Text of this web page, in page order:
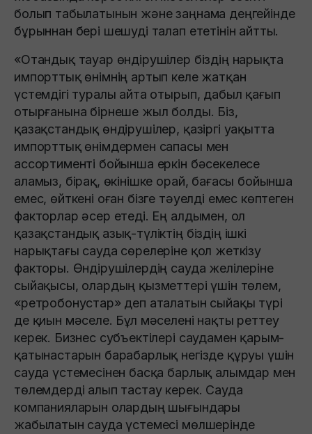
болып табылатынын және заңнама деңгейінде
бұрыннан бері шешуді талап ететінін айтты.
«Отандық тауар өндірушілер біздің нарықта
импорттық өнімнің артып келе жатқан
үстемдігі туралы айта отырып, дабыл қағып
отырғанына бірнеше жыл болды. Біз,
қазақстандық өндірушілер, қазіргі уақытта
импорттық өнімдермен сапасы мен
ассортименті бойынша еркін бәсекелесе
аламыз, бірақ, өкінішке орай, бағасы бойынша
емес, өйткені оған бізге тәуелді емес көптеген
факторлар әсер етеді. Ең алдымен, ол
қазақстандық азық-түліктің біздің ішкі
нарықтағы сауда сөрелеріне қол жеткізу
факторы. Өндірушілердің сауда желілеріне
сыйақысы, олардың қызметтері үшін төлем,
«ретробонустар» деп аталатын сыйақы түрі
де қиын мәселе. Бұл мәселені нақты реттеу
керек. Бизнес субъектілері саудамен қарым-
қатынастарын барабарлық негізде құруы үшін
сауда үстемесінен басқа барлық алымдар мен
төлемдерді алып тастау керек. Сауда
компанияларын олардың шығындары
жабылатын сауда үстемесі мөлшерінде